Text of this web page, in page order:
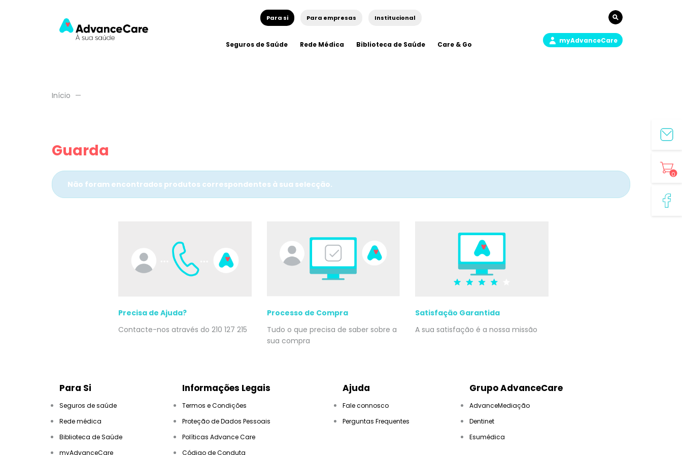
Para si Para empresas Institucional
Seguros de Saúde Rede Médica Biblioteca de Saúde Care & Go myAdvanceCare
Início
Guarda
Não foram encontrados produtos correspondentes à sua selecção.
Precisa de Ajuda?
Contacte-nos através do 210 127 215
Processo de Compra
Tudo o que precisa de saber sobre a
sua compra
Satisfação Garantida
A sua satisfação é a nossa missão
Para Si
Seguros de saúde
Rede médica
Biblioteca de Saúde
myAdvanceCare
Informações Legais
Termos e Condições
Proteção de Dados Pessoais
Políticas Advance Care
Código de Conduta
Ajuda
Fale connosco
Perguntas Frequentes
Grupo AdvanceCare
AdvanceMediação
Dentinet
Esumédica
0